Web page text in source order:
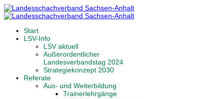
Start
LSV-Info
LSV aktuell
Außerordentlicher
Landesverbandstag 2024
Strategiekonzept 2030
Referate
Aus- und Weiterbildung
Trainerlehrgänge